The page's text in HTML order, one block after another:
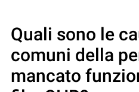
Quali sono le
comuni della
mancato